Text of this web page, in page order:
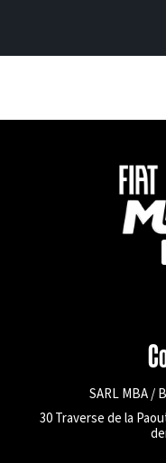
SARL MBA /
30 Traverse de la